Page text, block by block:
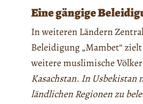
Eine gängige
In weiteren Ländern
Beleidigung „Mambet“
weitere muslimische
Kasachstan. In
ländlichen Regionen zu